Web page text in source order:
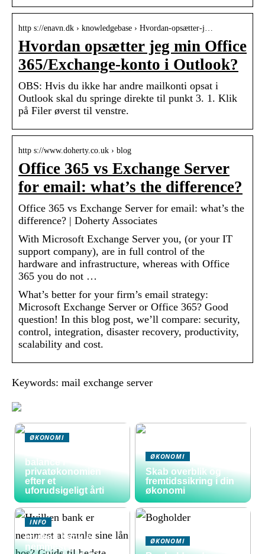
http s://enavn.dk › knowledgebase › Hvordan-opsætter-j…
Hvordan opsætter jeg min Office
365/Exchange-konto i Outlook?
OBS: Hvis du ikke har andre mailkonti opsat i
Outlook skal du springe direkte til punkt 3. 1. Klik
på Filer øverst til venstre.
http s://www.doherty.co.uk › blog
Office 365 vs Exchange Server
for email: what’s the difference?
Office 365 vs Exchange Server for email: what’s the
difference? | Doherty Associates
With Microsoft Exchange Server you, (or your IT
support company), are in full control of the
hardware and infrastructure, whereas with Office
365 you do not …
What’s better for your firm’s email strategy:
Microsoft Exchange Server or Office 365? Good
question! In this blog post, we’ll compare: security,
control, integration, disaster recovery, productivity,
scalability and cost.
Keywords: mail exchange server
ØKONOMI
balance i
privatøkonomien
efter et
uforudsigeligt årti
ØKONOMI
Skab overblik og
fremtidssikring i din
økonomi
INFO
Hvilken bank er
nemmest at samle
ØKONOMI